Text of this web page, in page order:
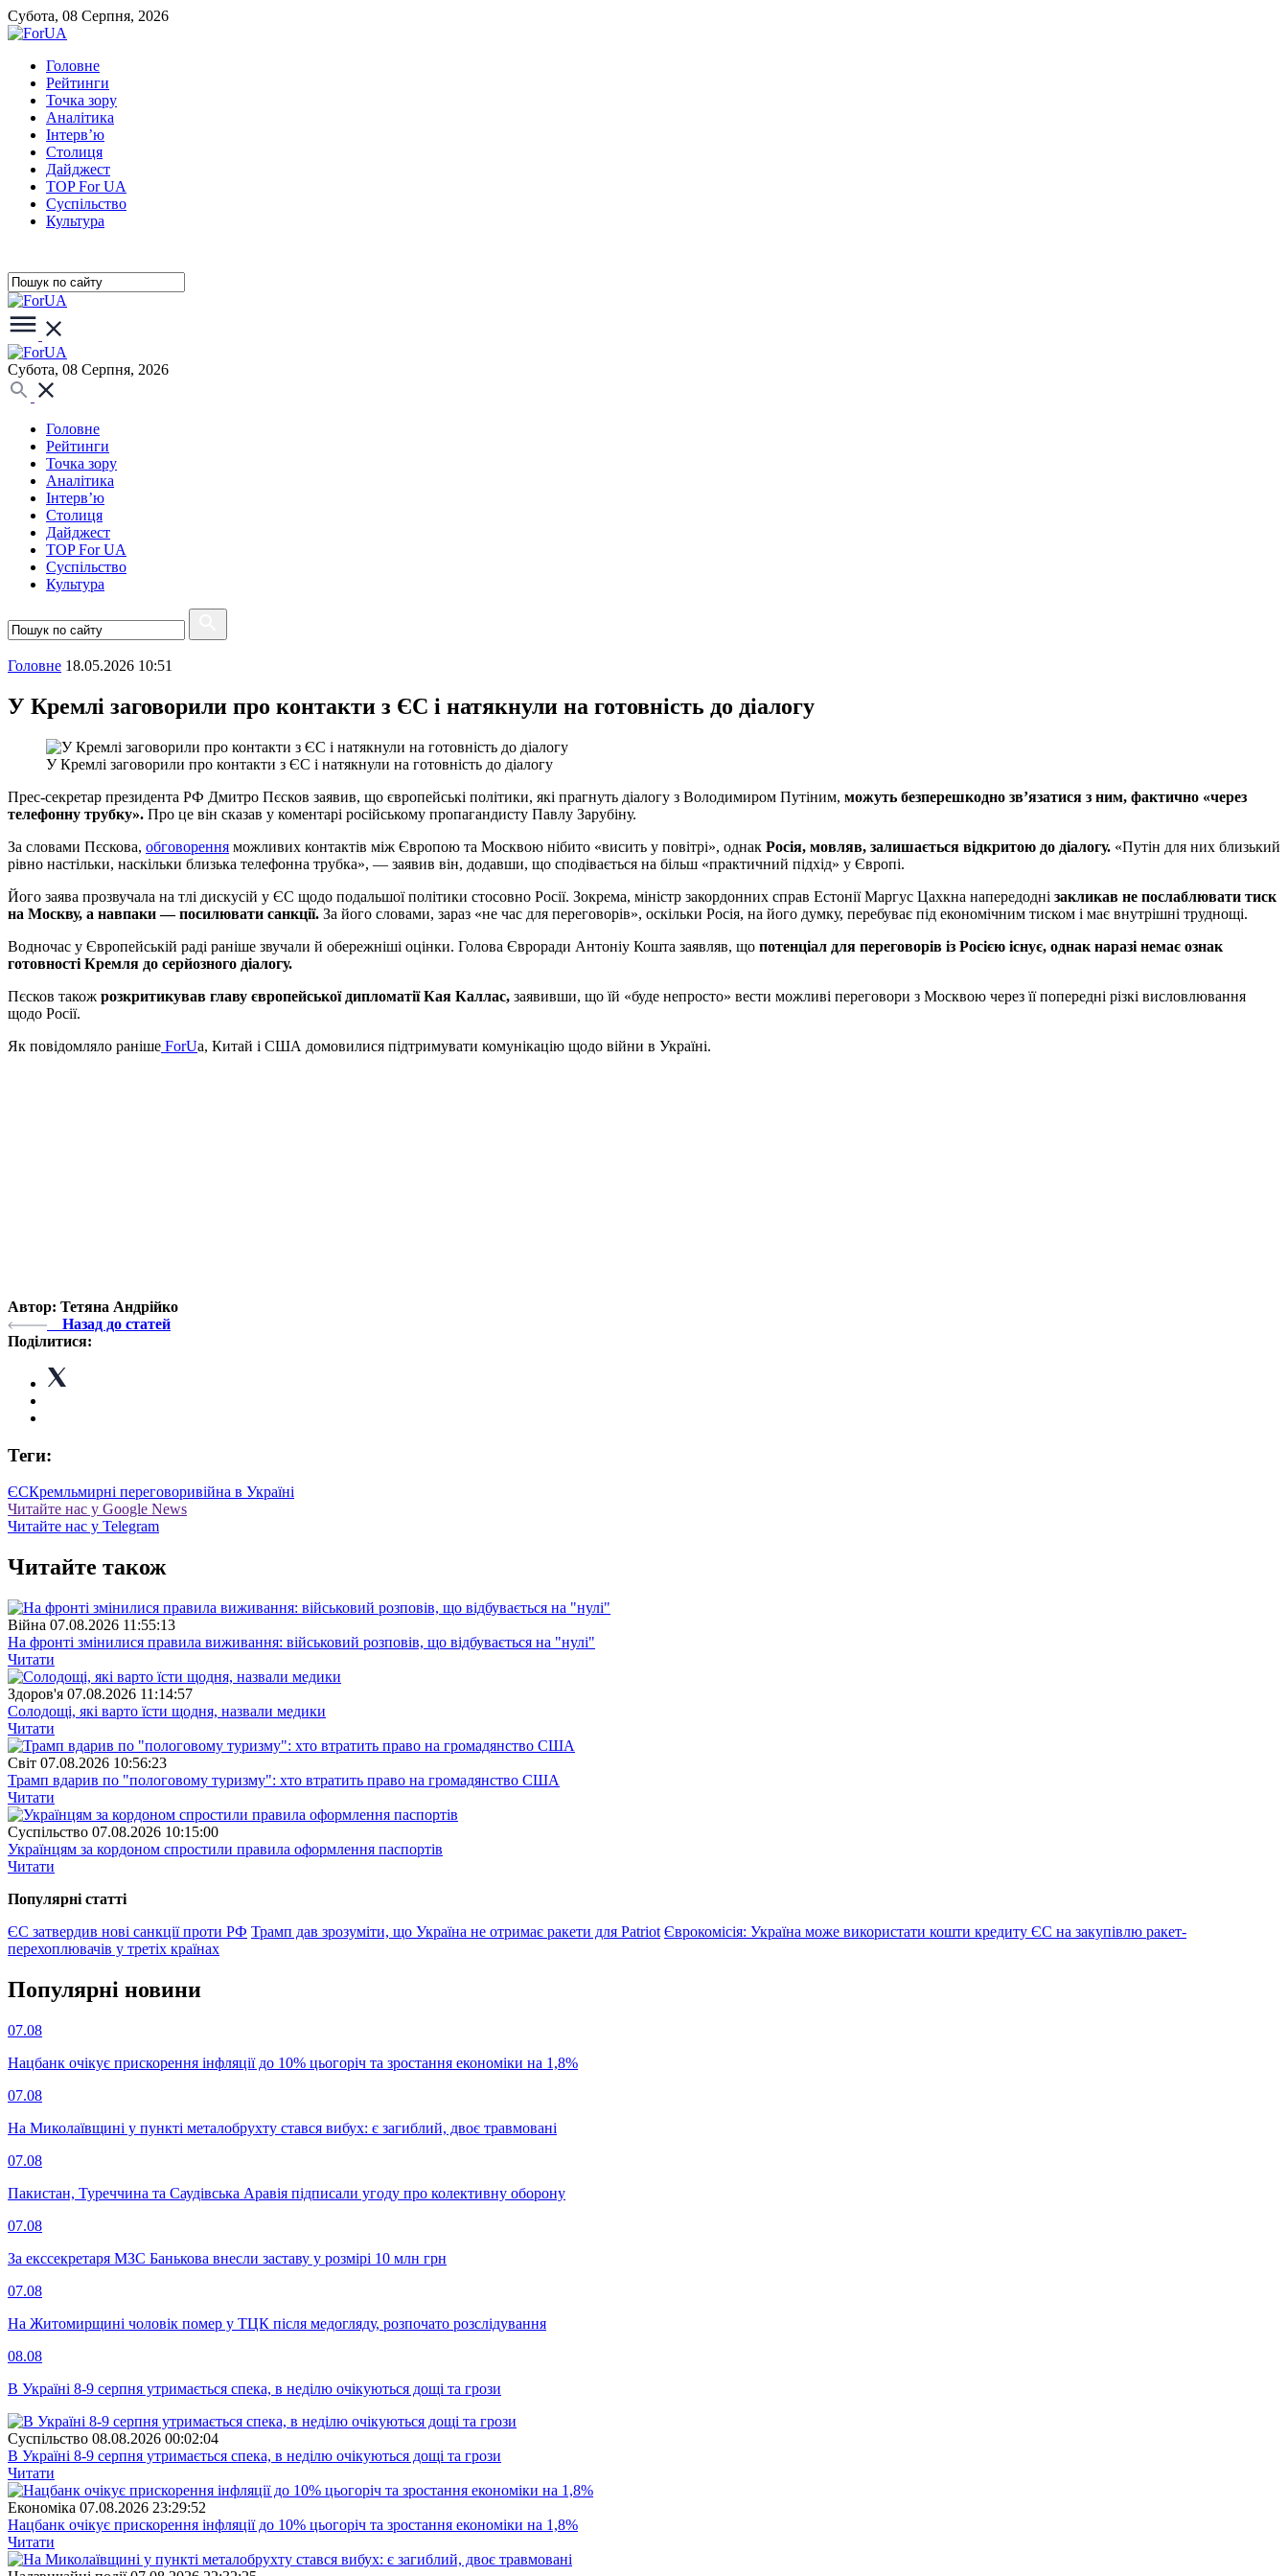
Субота, 08 Серпня, 2026
Головне
Рейтинги
Точка зору
Аналітика
Інтерв’ю
Столиця
Дайджест
TOP For UA
Суспiльство
Культура
Субота, 08 Серпня, 2026
Головне
Рейтинги
Точка зору
Аналітика
Інтерв’ю
Столиця
Дайджест
TOP For UA
Суспiльство
Культура
Головне 18.05.2026 10:51
У Кремлі заговорили про контакти з ЄС і натякнули на готовність до діалогу
У Кремлі заговорили про контакти з ЄС і натякнули на готовність до діалогу
Прес-секретар президента РФ Дмитро Пєсков заявив, що європейські політики, які прагнуть діалогу з Володимиром Путіним, можуть безперешкодно зв’язатися з ним, фактично «через
телефонну трубку». Про це він сказав у коментарі російському пропагандисту Павлу Зарубіну.
За словами Пєскова, обговорення можливих контактів між Європою та Москвою нібито «висить у повітрі», однак Росія, мовляв, залишається відкритою до діалогу. «Путін для них близький
рівно настільки, наскільки близька телефонна трубка», — заявив він, додавши, що сподівається на більш «практичний підхід» у Європі.
Його заява прозвучала на тлі дискусій у ЄС щодо подальшої політики стосовно Росії. Зокрема, міністр закордонних справ Естонії Маргус Цахкна напередодні закликав не послаблювати тиск
на Москву, а навпаки — посилювати санкції. За його словами, зараз «не час для переговорів», оскільки Росія, на його думку, перебуває під економічним тиском і має внутрішні труднощі.
Водночас у Європейській раді раніше звучали й обережніші оцінки. Голова Євроради Антоніу Кошта заявляв, що потенціал для переговорів із Росією існує, однак наразі немає ознак
готовності Кремля до серйозного діалогу.
Пєсков також розкритикував главу європейської дипломатії Кая Каллас, заявивши, що їй «буде непросто» вести можливі переговори з Москвою через її попередні різкі висловлювання
щодо Росії.
Як повідомляло раніше ForUa, Китай і США домовилися підтримувати комунікацію щодо війни в Україні.
Автор: Тетяна Андрійко
Назад до статей
Поділитися:
Теги:
ЄСКремльмирні переговоривійна в Україні
Читайте нас у Google News
Читайте нас у Telegram
Читайте також
Війна 07.08.2026 11:55:13
На фронті змінилися правила виживання: військовий розповів, що відбувається на "нулі"
Читати
Здоров'я 07.08.2026 11:14:57
Солодощі, які варто їсти щодня, назвали медики
Читати
Свiт 07.08.2026 10:56:23
Трамп вдарив по "пологовому туризму": хто втратить право на громадянство США
Читати
Суспiльство 07.08.2026 10:15:00
Українцям за кордоном спростили правила оформлення паспортів
Читати
Популярнi статтi
ЄС затвердив нові санкції проти РФ Трамп дав зрозуміти, що Україна не отримає ракети для Patriot Єврокомісія: Україна може використати кошти кредиту ЄС на закупівлю ракет-
перехоплювачів у третіх країнах
Популярнi новини
07.08
Нацбанк очікує прискорення інфляції до 10% цьогоріч та зростання економіки на 1,8%
07.08
На Миколаївщині у пункті металобрухту стався вибух: є загиблий, двоє травмовані
07.08
Пакистан, Туреччина та Саудівська Аравія підписали угоду про колективну оборону
07.08
За екссекретаря МЗС Банькова внесли заставу у розмірі 10 млн грн
07.08
На Житомирщині чоловік помер у ТЦК після медогляду, розпочато розслідування
08.08
В Україні 8-9 серпня утримається спека, в неділю очікуються дощі та грози
Суспiльство 08.08.2026 00:02:04
В Україні 8-9 серпня утримається спека, в неділю очікуються дощі та грози
Читати
Економіка 07.08.2026 23:29:52
Нацбанк очікує прискорення інфляції до 10% цьогоріч та зростання економіки на 1,8%
Читати